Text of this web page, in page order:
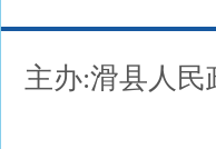
主办:滑县人民